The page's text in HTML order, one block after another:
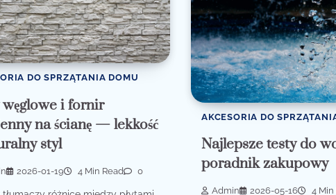
DO SPRZĄTANIA DOMU
węglowe i fornir
na ścianę — lekkość
styl
2026-01-19 4 Min Read 0
AKCESORIA DO
Najlepsze testy do
poradnik zakupowy
Admin 2026-05-16 4 Min